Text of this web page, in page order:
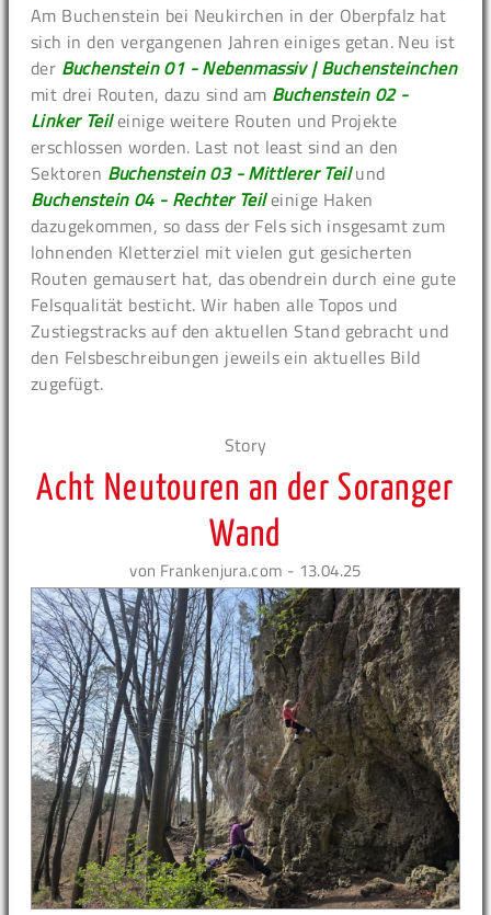
Am Buchenstein bei Neukirchen in der Oberpfalz hat
sich in den vergangenen Jahren einiges getan. Neu ist
der Buchenstein 01 - Nebenmassiv | Buchensteinchen
mit drei Routen, dazu sind am Buchenstein 02 -
Linker Teileinige weitere Routen und Projekte
erschlossen worden. Last not least sind an den
Sektoren Buchenstein 03 - Mittlerer Teilund
Buchenstein 04 - Rechter Teileinige Haken
dazugekommen, so dass der Fels sich insgesamt zum
lohnenden Kletterziel mit vielen gut gesicherten
Routen gemausert hat, das obendrein durch eine gute
Felsqualität besticht. Wir haben alle Topos und
Zustiegstracks auf den aktuellen Stand gebracht und
den Felsbeschreibungen jeweils ein aktuelles Bild
zugefügt.
Story
Acht Neutouren an der Soranger
Wand
von Frankenjura.com - 13.04.25